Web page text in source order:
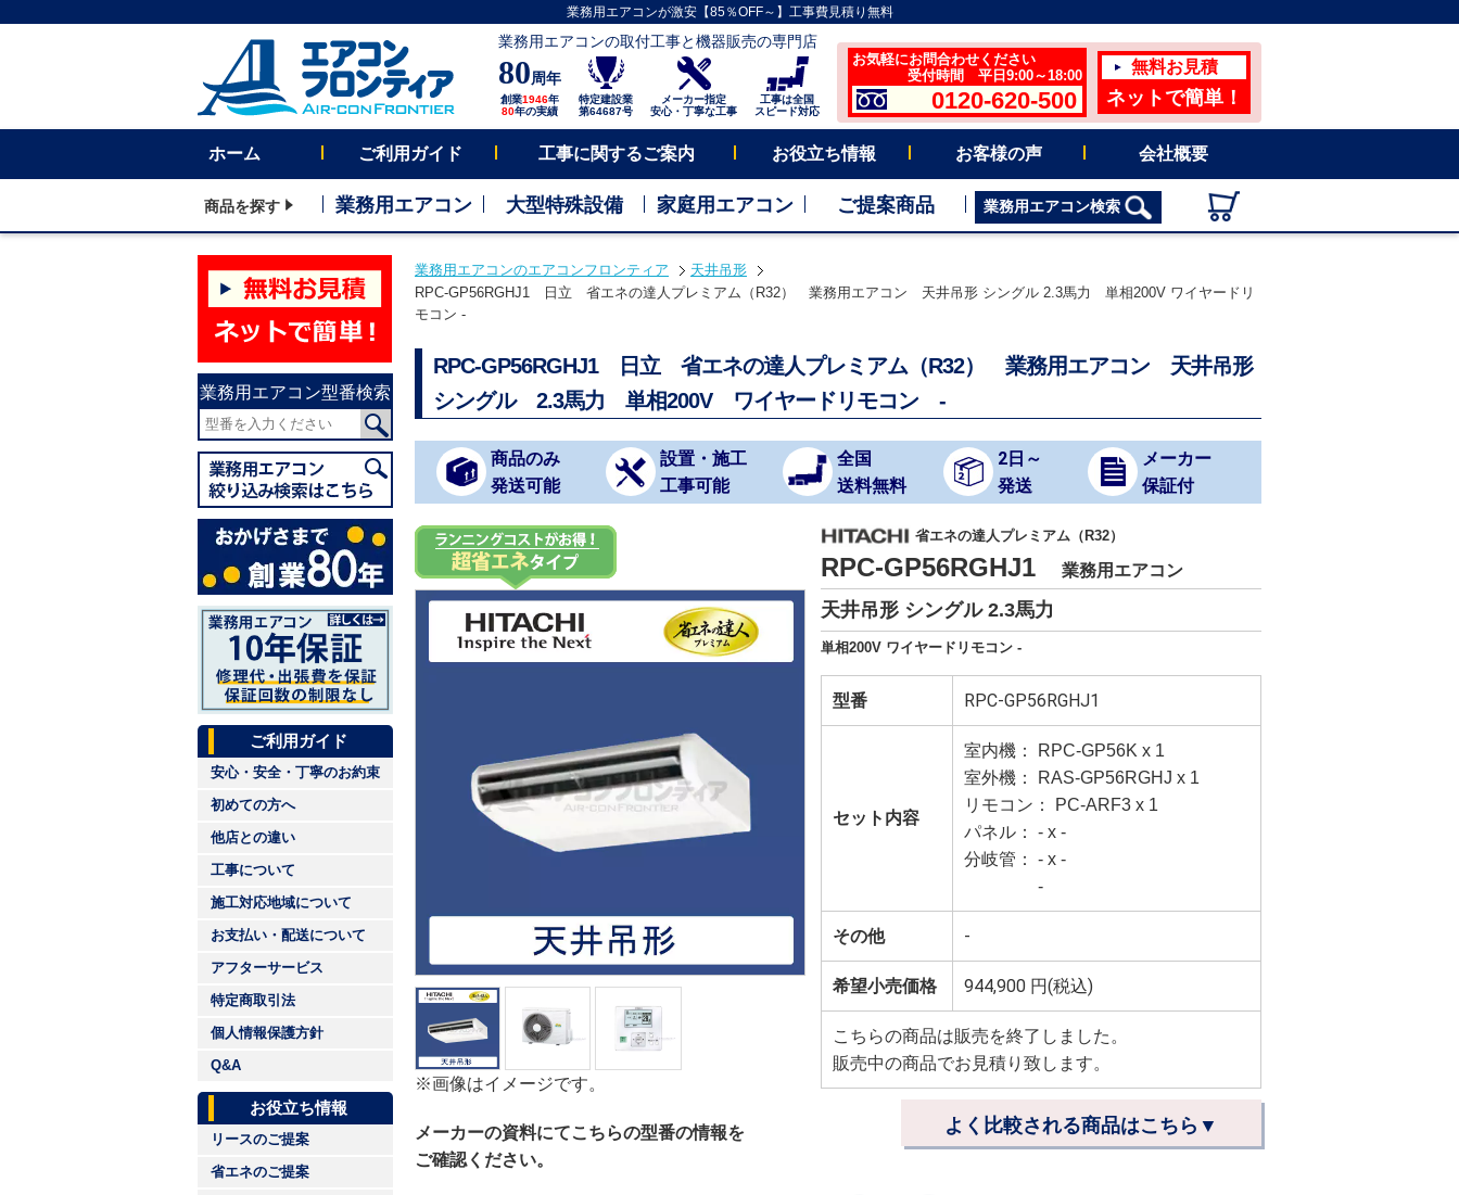
業務用エアコンが激安【85％OFF～】工事費見積り無料
業務用エアコンの取付工事と機器販売の専門店
80周年
創業1946年
80年の実績
特定建設業
第64687号
メーカー指定
安心・丁寧な工事
工事は全国
スピード対応
お気軽にお問合わせください
受付時間 平日9:00～18:00
0120-620-500
無料お見積
ネットで簡単！
ホーム ご利用ガイド 工事に関するご案内 お役立ち情報 お客様の声 会社概要
商品を探す 業務用エアコン 大型特殊設備 家庭用エアコン ご提案商品 業務用エアコン検索
業務用エアコン型番検索
ご利用ガイド
安心・安全・丁寧のお約束
初めての方へ
他店との違い
工事について
施工対応地域について
お支払い・配送について
アフターサービス
特定商取引法
個人情報保護方針
Q&A
お役立ち情報
リースのご提案
省エネのご提案
業務用エアコンのエアコンフロンティア
天井吊形
RPC-GP56RGHJ1 日立 省エネの達人プレミアム（R32） 業務用エアコン 天井吊形 シングル 2.3馬力 単相200V ワイヤードリ
モコン -
RPC-GP56RGHJ1 日立 省エネの達人プレミアム（R32） 業務用エアコン 天井吊形
シングル 2.3馬力 単相200V ワイヤードリモコン -
商品のみ
発送可能
設置・施工
工事可能
全国
送料無料
2日～
発送
メーカー
保証付
※画像はイメージです。
メーカーの資料にてこちらの型番の情報を
ご確認ください。
省エネの達人プレミアム（R32）
RPC-GP56RGHJ1 業務用エアコン
天井吊形 シングル 2.3馬力
単相200V ワイヤードリモコン -
型番 RPC-GP56RGHJ1
セット内容
室内機： RPC-GP56K x 1
室外機： RAS-GP56RGHJ x 1
リモコン： PC-ARF3 x 1
パネル： - x -
分岐管： - x -
-
その他 -
希望小売価格 944,900 円(税込)
こちらの商品は販売を終了しました。
販売中の商品でお見積り致します。
よく比較される商品はこちら▼